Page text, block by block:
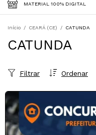
MATERIAL 100% DIGITAL
Início / CEARÁ (CE) / CATUNDA
CATUNDA
Ordenar
Filtrar